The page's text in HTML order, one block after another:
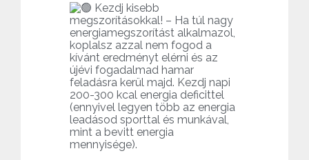
Kezdj kisebb
megszorításokkal! – Ha túl nagy
energiamegszorítást alkalmazol,
koplalsz azzal nem fogod a
kívánt eredményt elérni és az
újévi fogadalmad hamar
feladásra kerül majd. Kezdj napi
200-300 kcal energia deficittel
(ennyivel legyen több az energia
leadásod sporttal és munkával,
mint a bevitt energia
mennyisége).